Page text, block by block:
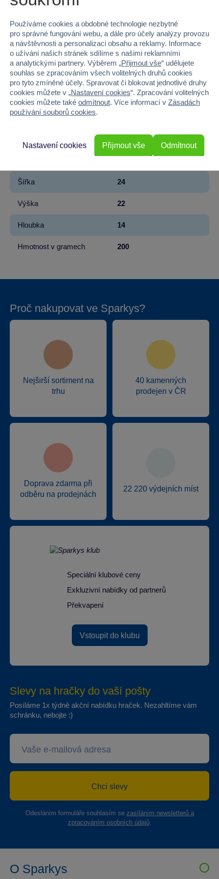
Kód produktu 939M-543404-EUC
Značka MGA Entertainment
Licence MGA Entertainment
Řada Rainbow High
Věk od
Šířka 24
Výška 22
Hloubka 14
Hmotnost v gramech 200
Proč nakupovat ve Sparkys?
Nejširší sortiment na
trhu
40 kamenných
prodejen v ČR
Doprava zdarma při
odběru na prodejnách
22 220 výdejních míst
Speciální klubové ceny
Exkluzivní nabídky od partnerů
Překvapení
Vstoupit do klubu
Slevy na hračky do vaší pošty
Posíláme 1x týdně akční nabídku hraček. Nezahltíme vám
schránku, nebojte :)
Chci slevy
Odesláním formuláře souhlasím se zasíláním newsletterů a
zpracováním osobních údajů.
O Sparkys
Používáme cookies a obdobné technologie nezbytné
pro správné fungování webu, a dále pro účely analýzy provozu
a návštěvnosti a personalizaci obsahu a reklamy. Informace
o užívání našich stránek sdílíme s našimi reklamními
a analytickými partnery. Výběrem „Přijmout vše“ udělujete
souhlas se zpracováním všech volitelných druhů cookies
pro tyto zmíněné účely. Spravovat či blokovat jednotlivé druhy
cookies můžete v „Nastavení cookies“. Zpracování volitelných
cookies můžete také odmítnout. Více informací v Zásadách
používání souborů cookies.
Odmítnout
Nastavení cookies Přijmout vše